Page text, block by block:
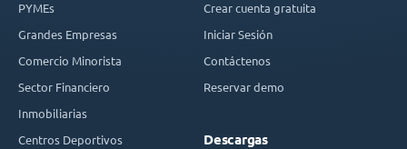
PYMEs
Grandes Empresas
Comercio Minorista
Sector Financiero
Inmobiliarias
Centros Deportivos
Crear cuenta gratuita
Iniciar Sesión
Contáctenos
Reservar demo
Descargas